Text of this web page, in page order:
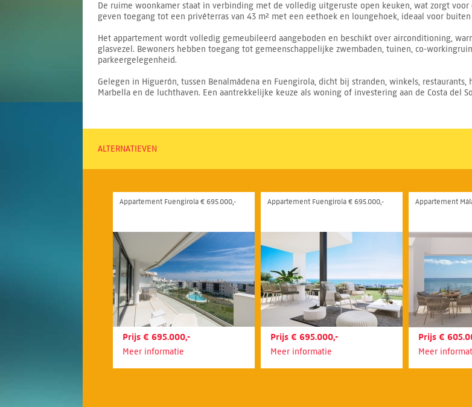
De ruime woonkamer staat in verbinding met de volledig uitgeruste open keuken, wat zorgt
geven toegang tot een privéterras van 43 m² met een eethoek en loungehoek, ideaal voor
Het appartement wordt volledig gemeubileerd aangeboden en beschikt over airconditioning,
glasvezel. Bewoners hebben toegang tot gemeenschappelijke zwembaden, tuinen, co-
parkeergelegenheid.
Gelegen in Higuerón, tussen Benalmádena en Fuengirola, dicht bij stranden, winkels,
Marbella en de luchthaven. Een aantrekkelijke keuze als woning of investering aan de Costa del
ALTERNATIEVEN
Appartement Fuengirola € 695.000,-
Prijs € 695.000,-
Meer informatie
Appartement Fuengirola € 695.000,-
Prijs € 695.000,-
Meer informatie
Appartement
Prijs €
Meer